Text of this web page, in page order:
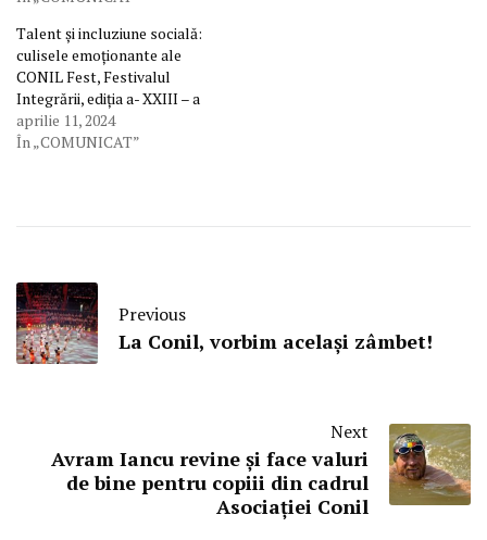
Talent și incluziune socială:
culisele emoționante ale
CONIL Fest, Festivalul
Integrării, ediția a- XXIII – a
aprilie 11, 2024
În „COMUNICAT”
Previous
La Conil, vorbim același zâmbet!
Next
Avram Iancu revine și face valuri
de bine pentru copiii din cadrul
Asociației Conil